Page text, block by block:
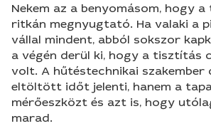
Nekem az a benyomásom, hogy
ritkán megnyugtató. Ha valaki a
vállal mindent, abból sokszor
a végén derül ki, hogy a tisztítás
volt. A hűtéstechnikai szakember
eltöltött időt jelenti, hanem a
mérőeszközt és azt is, hogy
marad.